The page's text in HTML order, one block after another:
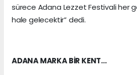
sürece Adana Lezzet Festivali her
hale gelecektir” dedi.
ADANA MARKA BİR KENT…